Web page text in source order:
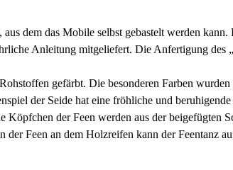
dem das Mobile selbst gebastelt werden
Anleitung mitgeliefert. Die Anfertigung des
gefärbt. Die besonderen Farben
der Seide hat eine fröhliche und
der Feen werden aus der beigefügten
Feen an dem Holzreifen kann der Feentanz